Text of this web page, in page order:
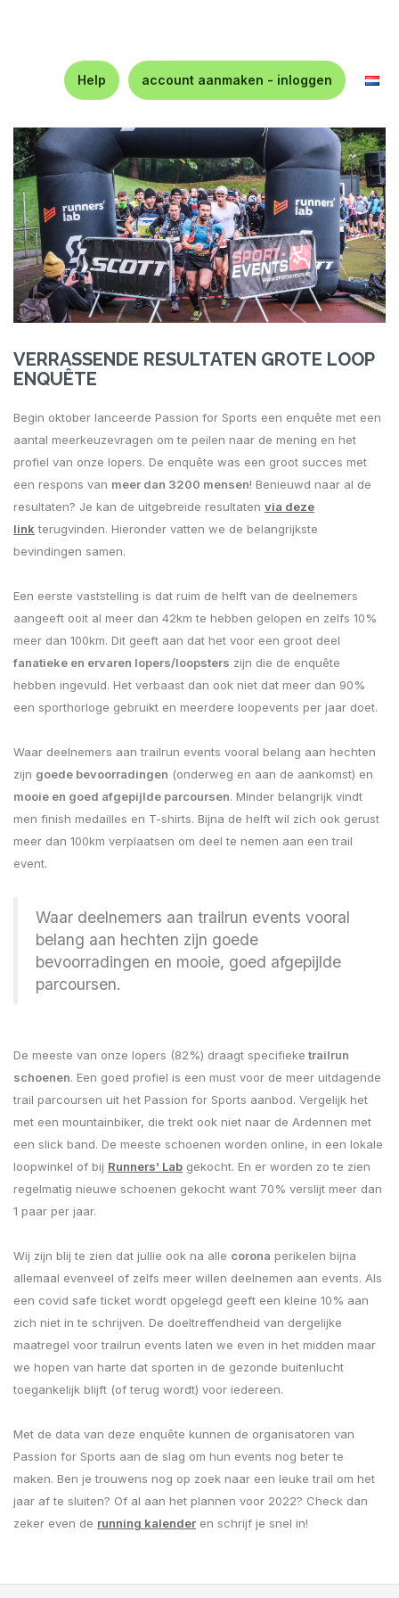
Help account aanmaken - inloggen
VERRASSENDE RESULTATEN GROTE LOOP
ENQUÊTE
Begin oktober lanceerde Passion for Sports een enquête met een
aantal meerkeuzevragen om te peilen naar de mening en het
profiel van onze lopers. De enquête was een groot succes met
een respons van meer dan 3200 mensen! Benieuwd naar al de
resultaten? Je kan de uitgebreide resultaten via deze
link terugvinden. Hieronder vatten we de belangrijkste
bevindingen samen.
Een eerste vaststelling is dat ruim de helft van de deelnemers
aangeeft ooit al meer dan 42km te hebben gelopen en zelfs 10%
meer dan 100km. Dit geeft aan dat het voor een groot deel
fanatieke en ervaren lopers/loopsters zijn die de enquête
hebben ingevuld. Het verbaast dan ook niet dat meer dan 90%
een sporthorloge gebruikt en meerdere loopevents per jaar doet.
Waar deelnemers aan trailrun events vooral belang aan hechten
zijn goede bevoorradingen (onderweg en aan de aankomst) en
mooie en goed afgepijlde parcoursen. Minder belangrijk vindt
men finish medailles en T-shirts. Bijna de helft wil zich ook gerust
meer dan 100km verplaatsen om deel te nemen aan een trail
event.
Waar deelnemers aan trailrun events vooral
belang aan hechten zijn goede
bevoorradingen en mooie, goed afgepijlde
parcoursen.
De meeste van onze lopers (82%) draagt specifieke trailrun
schoenen. Een goed profiel is een must voor de meer uitdagende
trail parcoursen uit het Passion for Sports aanbod. Vergelijk het
met een mountainbiker, die trekt ook niet naar de Ardennen met
een slick band. De meeste schoenen worden online, in een lokale
loopwinkel of bij Runners’ Lab gekocht. En er worden zo te zien
regelmatig nieuwe schoenen gekocht want 70% verslijt meer dan
1 paar per jaar.
Wij zijn blij te zien dat jullie ook na alle corona perikelen bijna
allemaal evenveel of zelfs meer willen deelnemen aan events. Als
een covid safe ticket wordt opgelegd geeft een kleine 10% aan
zich niet in te schrijven. De doeltreffendheid van dergelijke
maatregel voor trailrun events laten we even in het midden maar
we hopen van harte dat sporten in de gezonde buitenlucht
toegankelijk blijft (of terug wordt) voor iedereen.
Met de data van deze enquête kunnen de organisatoren van
Passion for Sports aan de slag om hun events nog beter te
maken. Ben je trouwens nog op zoek naar een leuke trail om het
jaar af te sluiten? Of al aan het plannen voor 2022? Check dan
zeker even de running kalender en schrijf je snel in!